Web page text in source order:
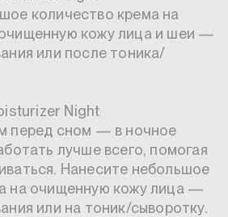
количество крема на
кожу лица и шеи —
или после тоника/
Night
перед сном — в ночное
лучше всего, помогая
Нанесите небольшое
на очищенную кожу лица —
или на тоник/сыворотку.